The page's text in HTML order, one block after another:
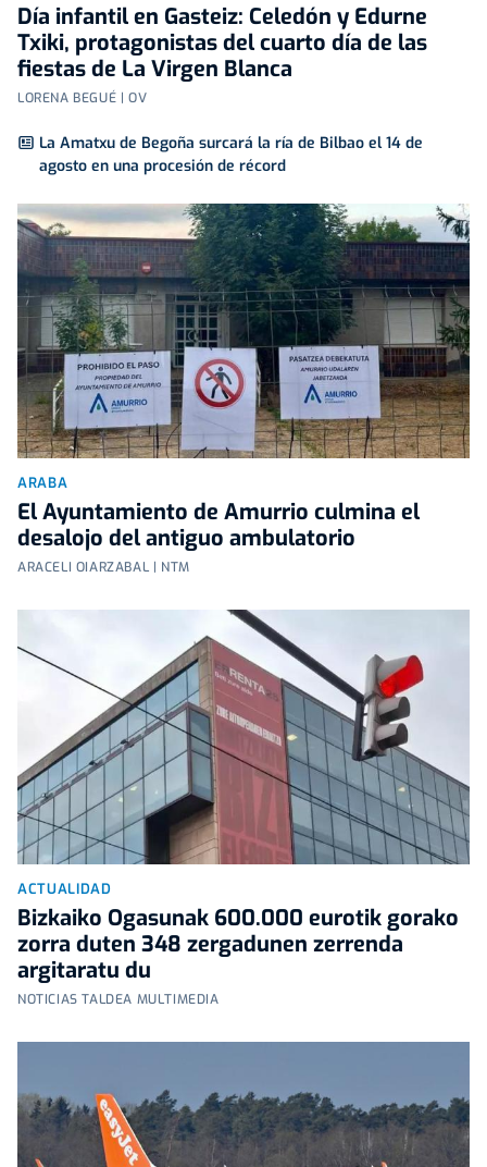
Día infantil en Gasteiz: Celedón y Edurne
Txiki, protagonistas del cuarto día de las
fiestas de La Virgen Blanca
LORENA BEGUÉ | OV
La Amatxu de Begoña surcará la ría de Bilbao el 14 de
agosto en una procesión de récord
ARABA
El Ayuntamiento de Amurrio culmina el
desalojo del antiguo ambulatorio
ARACELI OIARZABAL | NTM
ACTUALIDAD
Bizkaiko Ogasunak 600.000 eurotik gorako
zorra duten 348 zergadunen zerrenda
argitaratu du
NOTICIAS TALDEA MULTIMEDIA